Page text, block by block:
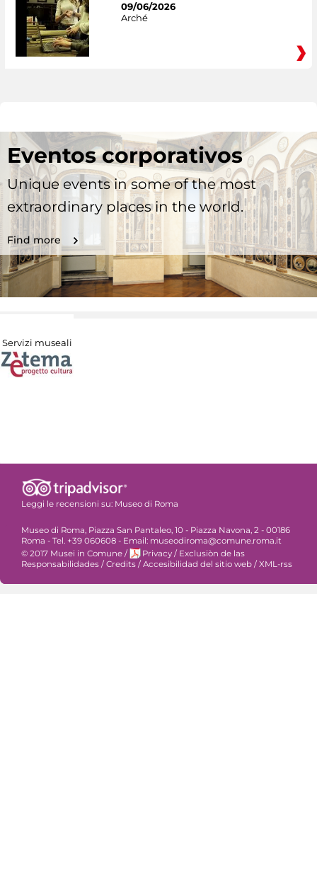
09/06/2026
Arché
Eventos corporativos
Unique events in some of the most
extraordinary places in the world.
Find more
Servizi museali
Leggi le recensioni su: Museo di Roma
Museo di Roma, Piazza San Pantaleo, 10 - Piazza Navona, 2 - 00186
Roma - Tel. +39 060608 - Email: museodiroma@comune.roma.it
© 2017 Musei in Comune / Privacy / Exclusiòn de las
Responsabilidades /Credits /Accesibilidad del sitio web /XML-rss